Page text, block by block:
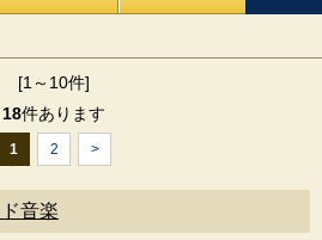
[1～10件]
18件あります
1 2 >
音楽